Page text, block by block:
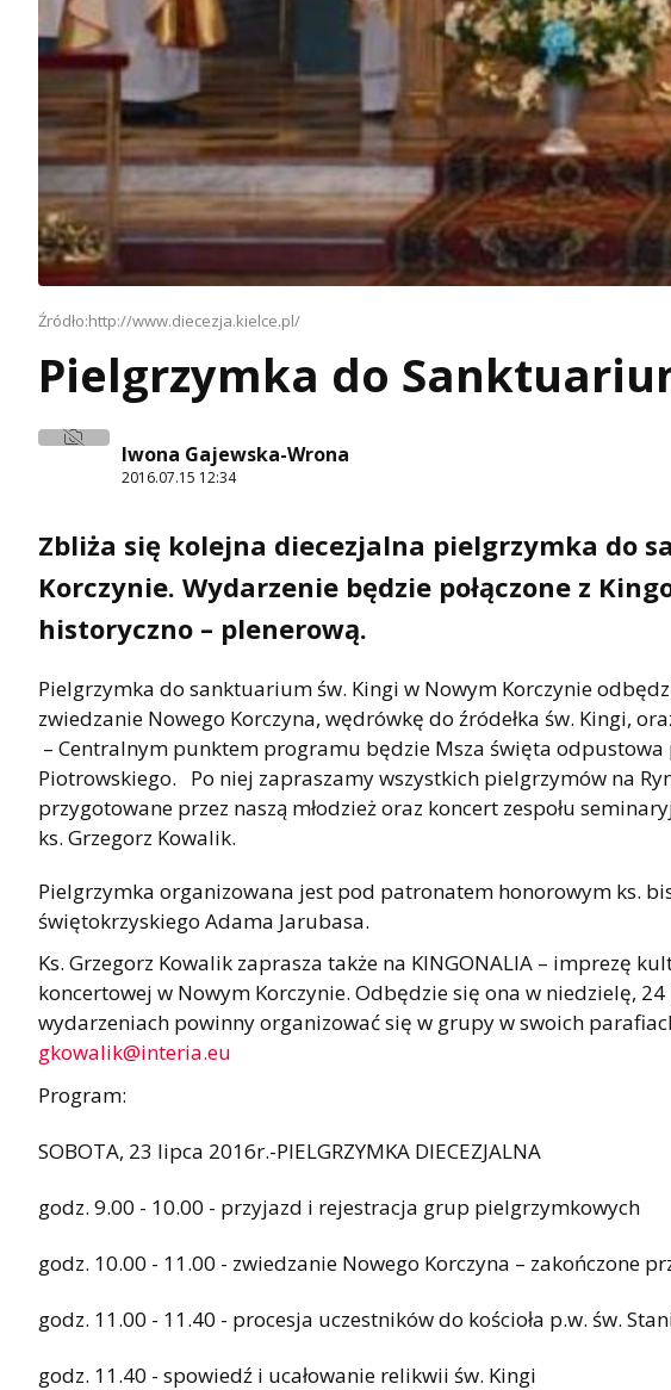
Źródło:http://www.diecezja.kielce.pl/
Pielgrzymka do
Iwona Gajewska-Wrona
2016.07.15 12:34
Zbliża się kolejna diecezjalna pielgrzymka do
Korczynie. Wydarzenie będzie połączone z
historyczno – plenerową.
Pielgrzymka do sanktuarium św. Kingi w Nowym Korczynie
zwiedzanie Nowego Korczyna, wędrówkę do źródełka św. Kingi,
– Centralnym punktem programu będzie Msza święta
Piotrowskiego. Po niej zapraszamy wszystkich pielgrzymów na
przygotowane przez naszą młodzież oraz koncert zespołu
ks. Grzegorz Kowalik.
Pielgrzymka organizowana jest pod patronatem honorowym ks.
świętokrzyskiego Adama Jarubasa.
Ks. Grzegorz Kowalik zaprasza także na KINGONALIA – imprezę
koncertowej w Nowym Korczynie. Odbędzie się ona w niedzielę,
wydarzeniach powinny organizować się w grupy w swoich
gkowalik@interia.eu
Program:
SOBOTA, 23 lipca 2016r.-PIELGRZYMKA DIECEZJALNA
godz. 9.00 - 10.00 - przyjazd i rejestracja grup pielgrzymkowych
godz. 10.00 - 11.00 - zwiedzanie Nowego Korczyna – zakończone
godz. 11.00 - 11.40 - procesja uczestników do kościoła p.w. św.
godz. 11.40 - spowiedź i ucałowanie relikwii św. Kingi